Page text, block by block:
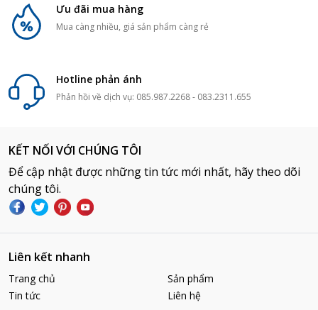
Ưu đãi mua hàng
Mua càng nhiều, giá sản phẩm càng rẻ
Hotline phản ánh
Phản hồi về dịch vụ: 085.987.2268 - 083.2311.655
KẾT NỐI VỚI CHÚNG TÔI
Để cập nhật được những tin tức mới nhất, hãy theo dõi
chúng tôi.
Liên kết nhanh
Trang chủ
Sản phẩm
Tin tức
Liên hệ